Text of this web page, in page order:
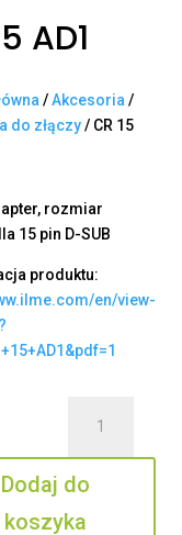
AD1
/Akcesoria /
do złączy/ CR 15
rozmiar
15 pin D-SUB
produktu:
en/view-
15
AD1
Dodaj do
koszyka